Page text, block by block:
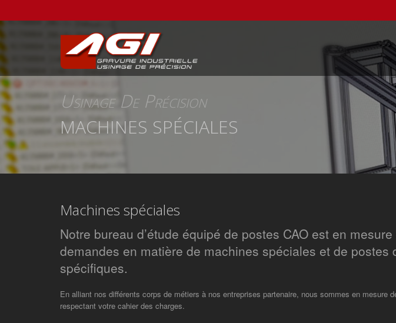
Usinage De Précision
MACHINES SPÉCIALES
Machines spéciales
Notre bureau d’étude équipé de postes CAO est en
demandes en matière de machines spéciales et de postes
spécifiques.
En alliant nos différents corps de métiers à nos entreprises partenaire, nous sommes en mesure
respectant votre cahier des charges.